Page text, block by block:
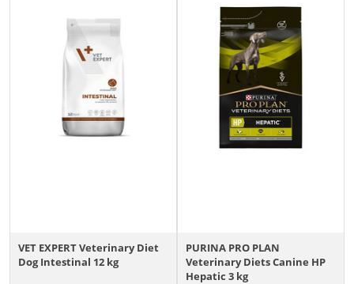
VET EXPERT Veterinary Diet
Dog Intestinal 12 kg
PURINA PRO PLAN
Veterinary Diets Canine HP
Hepatic 3 kg